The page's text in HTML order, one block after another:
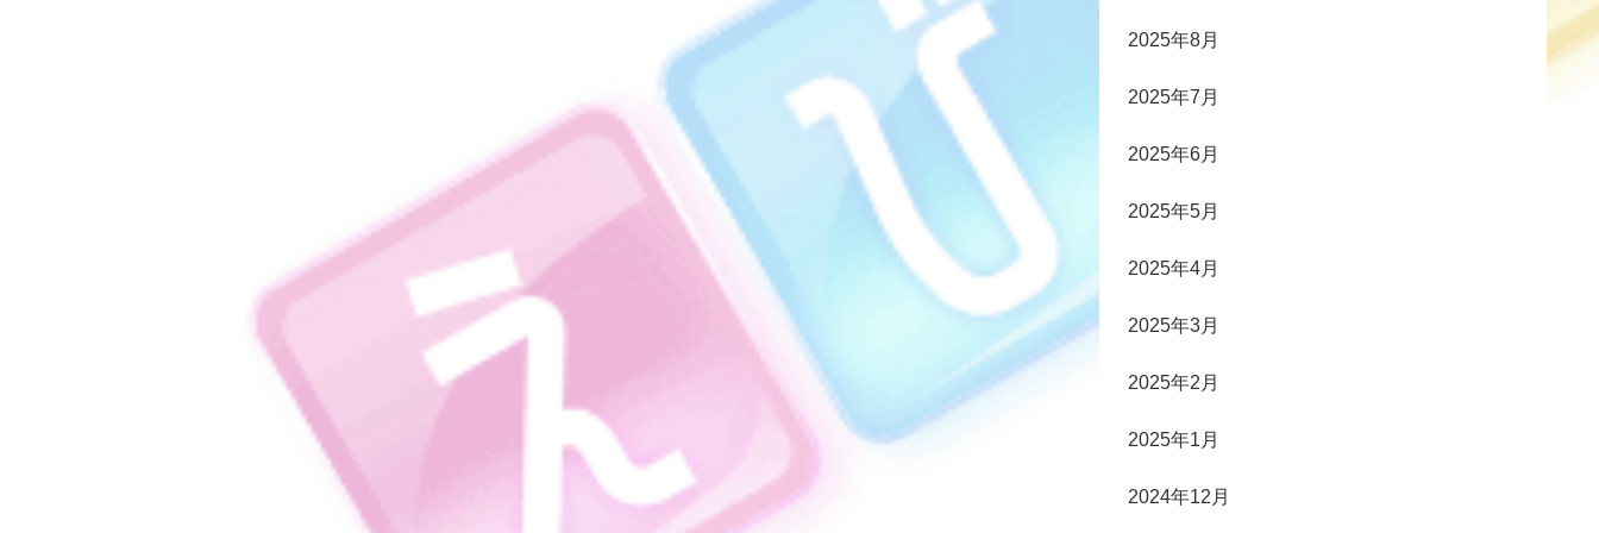
2025年8月
2025年7月
2025年6月
2025年5月
2025年4月
2025年3月
2025年2月
2025年1月
2024年12月